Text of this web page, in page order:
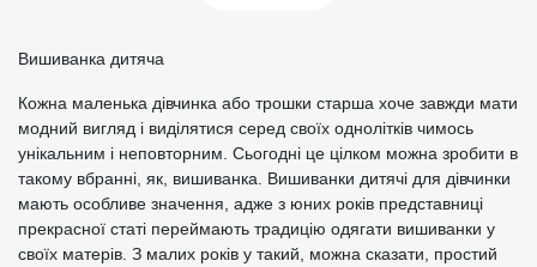
Вишиванка дитяча
Кожна маленька дівчинка або трошки старша хоче завжди мати
модний вигляд і виділятися серед своїх однолітків чимось
унікальним і неповторним. Сьогодні це цілком можна зробити в
такому вбранні, як, вишиванка. Вишиванки дитячі для дівчинки
мають особливе значення, адже з юних років представниці
прекрасної статі переймають традицію одягати вишиванки у
своїх матерів. З малих років у такий, можна сказати, простий